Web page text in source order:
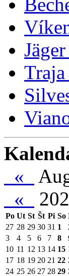
«
«
Po Ut St Št Pi So
27 28 29 30 31 1
3
4 5 6 7 8
10 11 12 13 14 15
17 18 19 20 21 22
24 25 26 27 28 29